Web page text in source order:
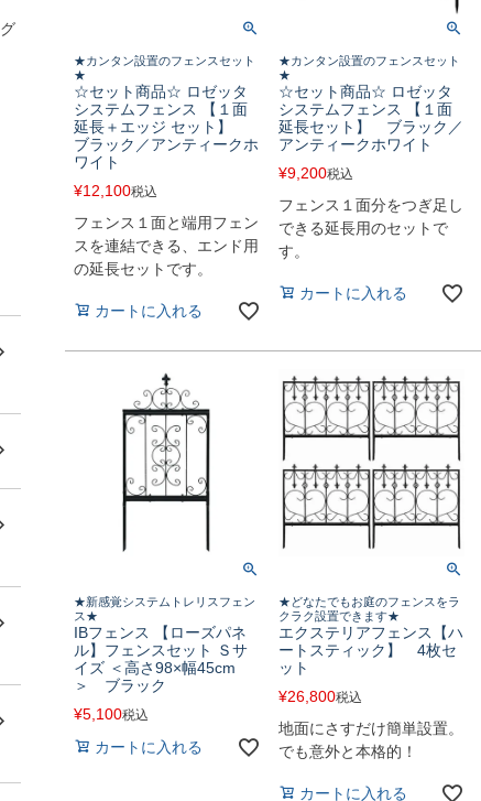
★カンタン設置のフェンスセット
★
☆セット商品☆ ロゼッタ
システムフェンス 【１面
延長＋エッジ セット】
ブラック／アンティークホ
ワイト
¥12,100税込
フェンス１面と端用フェン
スを連結できる、エンド用
の延長セットです。
カートに入れる
★カンタン設置のフェンスセット
★
☆セット商品☆ ロゼッタ
システムフェンス 【１面
延長セット】 ブラック／
アンティークホワイト
¥9,200税込
フェンス１面分をつぎ足し
できる延長用のセットで
す。
カートに入れる
★新感覚システムトレリスフェン
ス★
IBフェンス 【ローズパネ
ル】フェンスセット Ｓサ
イズ ＜高さ98×幅45cm
＞ ブラック
¥5,100税込
カートに入れる
★どなたでもお庭のフェンスをラ
クラク設置できます★
エクステリアフェンス【ハ
ートスティック】 4枚セ
ット
¥26,800税込
地面にさすだけ簡単設置。
でも意外と本格的！
カートに入れる